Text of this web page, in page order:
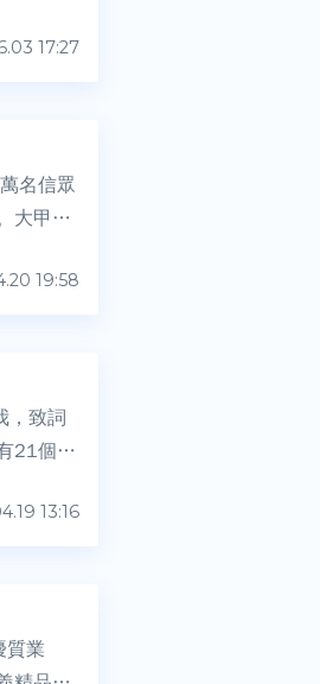
17:27
19:58
名信眾
大甲鎮
13:16
，致詞
21個比
質業